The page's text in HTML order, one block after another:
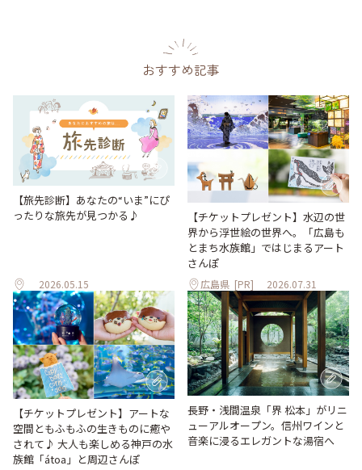
おすすめ記事
【旅先診断】あなたの“いま”にぴ
ったりな旅先が見つかる♪
2026.05.15
【チケットプレゼント】水辺の世
界から浮世絵の世界へ。「広島も
とまち水族館」ではじまるアート
さんぽ
広島県 [PR] 2026.07.31
【チケットプレゼント】アートな
空間ともふもふの生きものに癒や
されて♪ 大人も楽しめる神戸の水
族館「átoa」と周辺さんぽ
長野・浅間温泉「界 松本」がリニ
ューアルオープン。信州ワインと
音楽に浸るエレガントな湯宿へ